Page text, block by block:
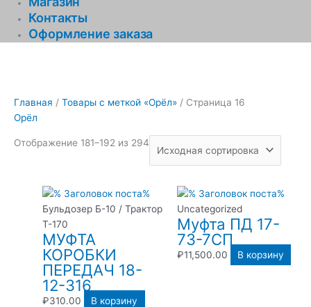
Контакты
Оформление заказа
Главная / Товары с меткой «Орёл» / Страница 16
Орёл
Отображение 181–192 из 294
Бульдозер Б-10 / Трактор
Т-170
МУФТА
КОРОБКИ
ПЕРЕДАЧ 18-
12-316
₽310.00 В корзину
Uncategorized
Муфта ПД 17-
73-7СП
₽11,500.00 В корзину